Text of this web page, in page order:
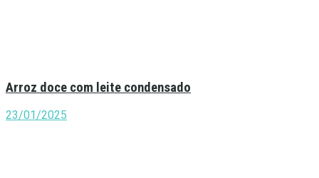
Arroz doce com leite condensado
23/01/2025